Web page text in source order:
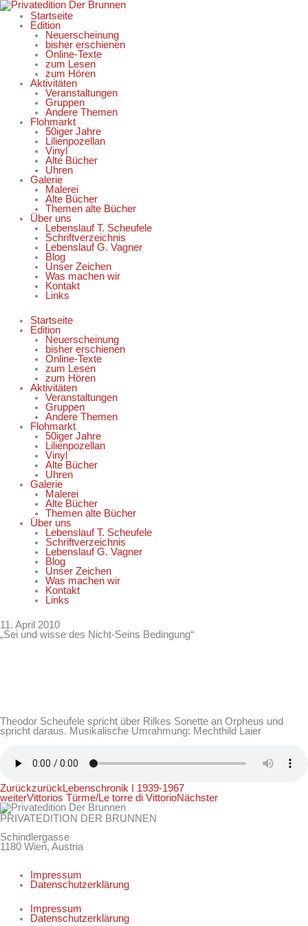
Zum
Inhalt
springen
Startseite
Edition
Neuerscheinung
bisher erschienen
Online-Texte
zum Lesen
zum Hören
Aktivitäten
Veranstaltungen
Gruppen
Andere Themen
Flohmarkt
50iger Jahre
Lilienpozellan
Vinyl
Alte Bücher
Uhren
Galerie
Malerei
Alte Bücher
Themen alte Bücher
Über uns
Lebenslauf T. Scheufele
Schriftverzeichnis
Lebenslauf G. Vagner
Blog
Unser Zeichen
Was machen wir
Kontakt
Links
Startseite
Edition
Neuerscheinung
bisher erschienen
Online-Texte
zum Lesen
zum Hören
Aktivitäten
Veranstaltungen
Gruppen
Andere Themen
Flohmarkt
50iger Jahre
Lilienpozellan
Vinyl
Alte Bücher
Uhren
Galerie
Malerei
Alte Bücher
Themen alte Bücher
Über uns
Lebenslauf T. Scheufele
Schriftverzeichnis
Lebenslauf G. Vagner
Blog
Unser Zeichen
Was machen wir
Kontakt
Links
11. April 2010
„Sei und wisse des Nicht-Seins Bedingung“
Theodor Scheufele spricht über Rilkes Sonette an Orpheus und
spricht daraus. Musikalische Umrahmung: Mechthild Laier
Zurückzurück Lebenschronik I 1939-1967
weiterVittorios Türme/Le torre di VittorioNächster
PRIVATEDITION DER BRUNNEN
Schindlergasse
1180 Wien, Austria
Impressum
Datenschutzerklärung
Impressum
Datenschutzerklärung